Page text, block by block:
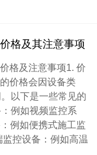
格及其注意事项
格及注意事项1. 价
价格会因设备类
以下是一些常见的
例如视频监控系
例如便携式施工监
控设备：例如高温